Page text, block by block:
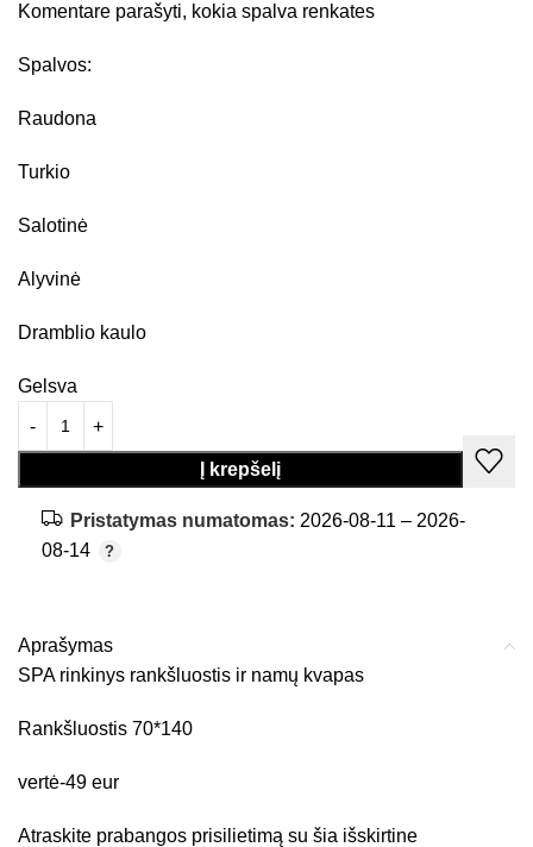
Komentare parašyti, kokia spalva renkates
Spalvos:
Raudona
Turkio
Salotinė
Alyvinė
Dramblio kaulo
Gelsva
Į krepšelį
Pristatymas numatomas: 2026-08-11 – 2026-
08-14
Aprašymas
SPA rinkinys rankšluostis ir namų kvapas
Rankšluostis 70*140
vertė-49 eur
Atraskite prabangos prisilietimą su šia išskirtine